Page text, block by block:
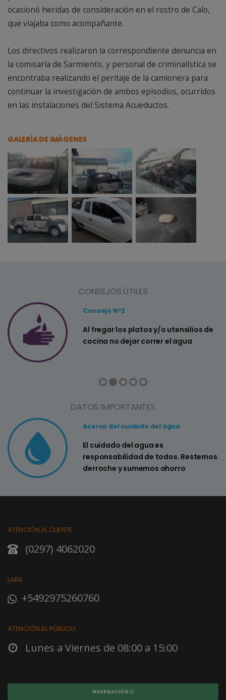
ocasionó heridas de consideración en el rostro de Calo,
que viajaba como acompañante.
Los directivos realizaron la correspondiente denuncia en
la comisaría de Sarmiento, y personal de criminalística se
encontraba realizando el peritaje de la camionera para
continuar la investigación de ambos episodios, ocurridos
en las instalaciones del Sistema Acueductos.
GALERÍA DE IMÁGENES
CONSEJOS ÚTILES
Consejo Nº2
Al fregar los platos y/o utensilios de
cocina no dejar correr el agua
DATOS IMPORTANTES
Acerca del cuidado del agua
El cuidado del agua es
responsabilidad de todos. Restemos
derroche y sumemos ahorro
ATENCIÓN AL CLIENTE
(0297) 4062020
LARA
+5492975260760
ATENCIÓN AL PÚBLICO
Lunes a Viernes de 08:00 a 15:00
NAVEGACIÓN